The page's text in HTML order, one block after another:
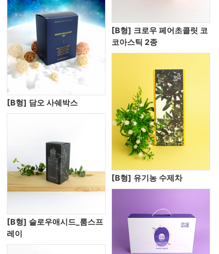
[B형] 담오 사쉐박스
[B형] 크로우 페어초콜릿 코
코아스틱 2종
[B형] 슬로우애시드_룸스프
레이
[B형] 유기농 수제차